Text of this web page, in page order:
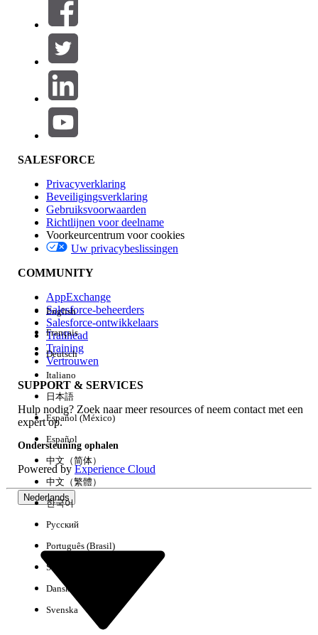
Filters (0)
FILTERS SELECTEREN
Productgebied
Invloed op functies
Edition
Ervaring
Alles wissen Gereed
Geen resultaten
SALESFORCE
Privacyverklaring
Beveiligingsverklaring
Gebruiksvoorwaarden
Richtlijnen voor deelname
Voorkeurcentrum voor cookies
Uw privacybeslissingen
COMMUNITY
AppExchange
Salesforce-beheerders
Salesforce-ontwikkelaars
Trailhead
Training
Vertrouwen
SUPPORT & SERVICES
Hulp nodig? Zoek naar meer resources of neem contact met een
expert op.
Ondersteuning ophalen
Powered byExperience Cloud
Nederlands
English
Français
Deutsch
Italiano
日本語
Español (México)
Español
中文（简体）
中文（繁體）
한국어
Русский
Português (Brasil)
Suomi
Dansk
Svenska